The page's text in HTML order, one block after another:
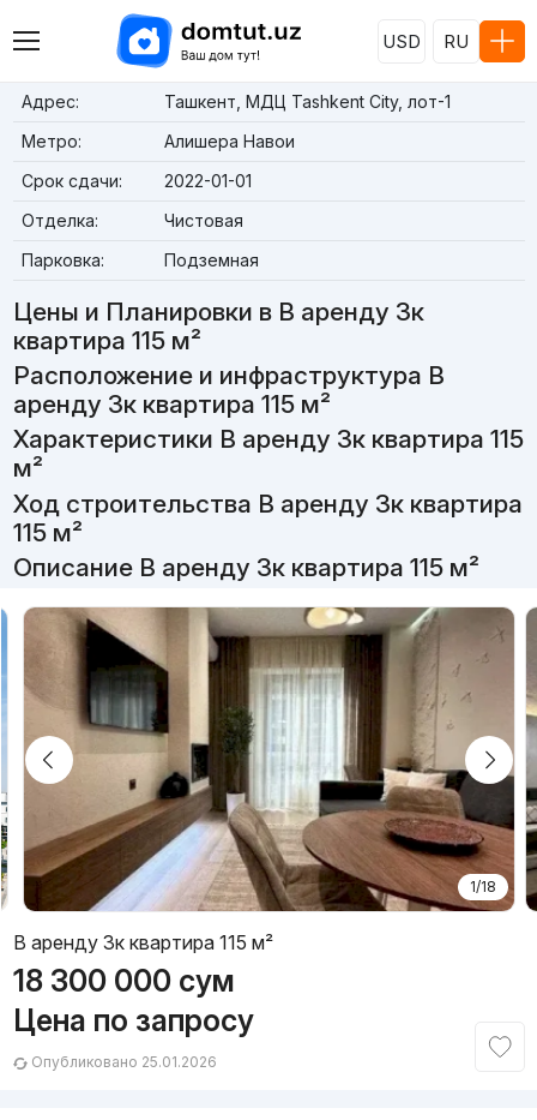
USD RU
Адрес:
Ташкент, МДЦ Tashkent City, лот-1
Метро:
Алишера Навои
Срок сдачи:
2022-01-01
Отделка:
Чистовая
Парковка:
Подземная
Цены и Планировки в В аренду 3к
квартира 115 м²
Расположение и инфраструктура В
аренду 3к квартира 115 м²
Характеристики В аренду 3к квартира 115
м²
Ход строительства В аренду 3к квартира
115 м²
Описание В аренду 3к квартира 115 м²
1/18
В аренду 3к квартира 115 м²
18 300 000 сум
Цена по запросу
Опубликовано 25.01.2026